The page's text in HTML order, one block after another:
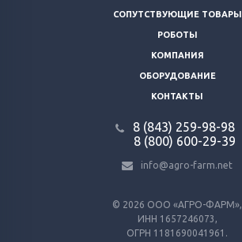
© 2026 ООО «АГРО-ФАРМ»,
ИНН 1657246073,
ОГРН 1181690041961.
СОПУТСТВУЮЩИЕ ТОВАРЫ
РОБОТЫ
КОМПАНИЯ
ОБОРУДОВАНИЕ
КОНТАКТЫ
8 (843) 259-98-98
8 (800) 600-29-39
info@agro-farm.net